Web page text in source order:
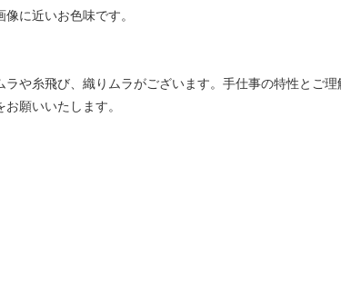
に近いお色味です。
や糸飛び、織りムラがございます。手仕事の特性とご理
願いいたします。